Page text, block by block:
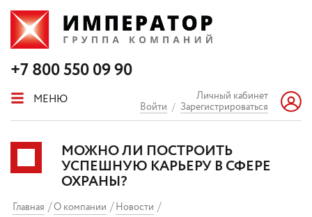
+7 800 550 09 90
МЕНЮ
Личный кабинет
Войти / Зарегистрироваться
МОЖНО ЛИ ПОСТРОИТЬ
УСПЕШНУЮ КАРЬЕРУ В СФЕРЕ
ОХРАНЫ?
Главная О компании
Новости